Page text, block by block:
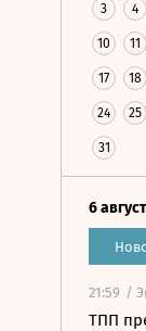
3 4
10 11
17 18
24 25
31
6
21:59 /
ТПП